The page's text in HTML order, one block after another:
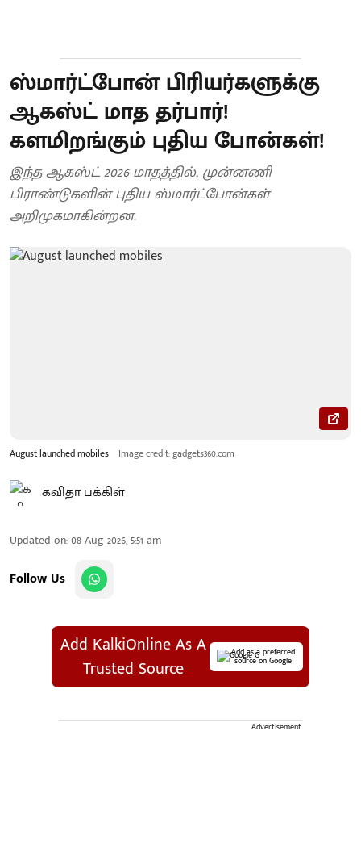
ஸ்மார்ட்போன் பிரியர்களுக்கு
ஆகஸ்ட் மாத தர்பார்!
களமிறங்கும் புதிய போன்கள்!
இந்த ஆகஸ்ட் 2026 மாதத்தில், முன்னணி
பிராண்டுகளின் புதிய ஸ்மார்ட்போன்கள்
அறிமுகமாகின்றன.
August launched mobiles Image credit: gadgets360.com
கவிதா பக்கிள்
Updated on:08 Aug 2026, 5:51 am
Follow Us
Add KalkiOnline As A
Trusted Source
Add as a preferred
source on Google
Advertisement